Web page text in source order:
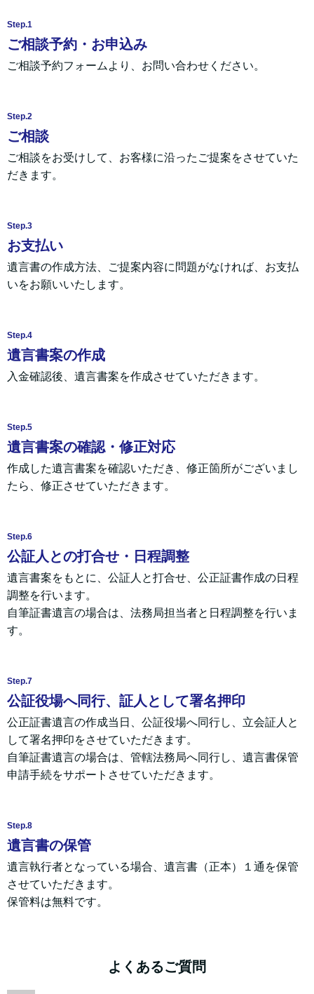
Step.1
ご相談予約・お申込み
ご相談予約フォームより、お問い合わせください。
Step.2
ご相談
ご相談をお受けして、お客様に沿ったご提案をさせていた
だきます。
Step.3
お支払い
遺言書の作成方法、ご提案内容に問題がなければ、お支払
いをお願いいたします。
Step.4
遺言書案の作成
入金確認後、遺言書案を作成させていただきます。
Step.5
遺言書案の確認・修正対応
作成した遺言書案を確認いただき、修正箇所がございまし
たら、修正させていただきます。
Step.6
公証人との打合せ・日程調整
遺言書案をもとに、公証人と打合せ、公正証書作成の日程
調整を行います。
自筆証書遺言の場合は、法務局担当者と日程調整を行いま
す。
Step.7
公証役場へ同行、証人として署名押印
公正証書遺言の作成当日、公証役場へ同行し、立会証人と
して署名押印をさせていただきます。
自筆証書遺言の場合は、管轄法務局へ同行し、遺言書保管
申請手続をサポートさせていただきます。
Step.8
遺言書の保管
遺言執行者となっている場合、遺言書（正本）１通を保管
させていただきます。
保管料は無料です。
よくあるご質問